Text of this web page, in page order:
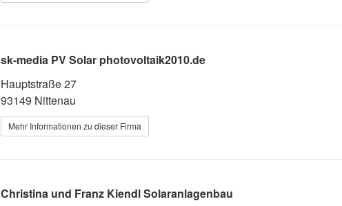
sk-media PV Solar photovoltaik2010.de
Hauptstraße 27
93149 Nittenau
Mehr Informationen zu dieser Firma
Christina und Franz Kiendl Solaranlagenbau